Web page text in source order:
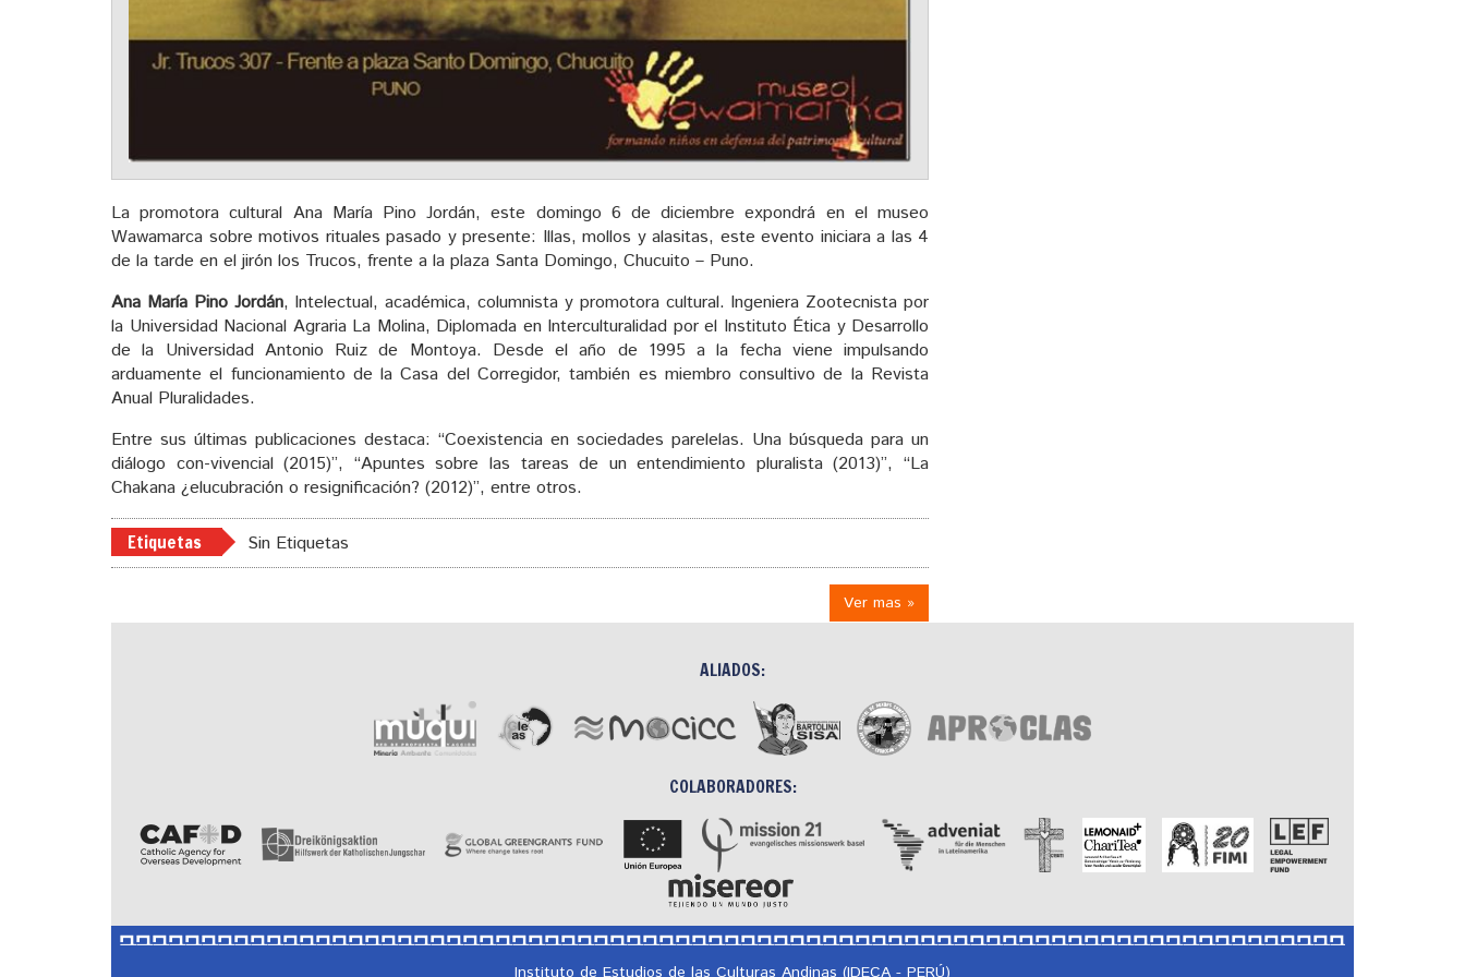
La promotora cultural Ana María Pino Jordán, este domingo 6 de diciembre expondrá en el museo
Wawamarca sobre motivos rituales pasado y presente: Illas, mollos y alasitas, este evento iniciara a las 4
de la tarde en el jirón los Trucos, frente a la plaza Santa Domingo, Chucuito – Puno.
Ana María Pino Jordán, Intelectual, académica, columnista y promotora cultural. Ingeniera Zootecnista por
la Universidad Nacional Agraria La Molina, Diplomada en Interculturalidad por el Instituto Ética y Desarrollo
de la Universidad Antonio Ruiz de Montoya. Desde el año de 1995 a la fecha viene impulsando
arduamente el funcionamiento de la Casa del Corregidor, también es miembro consultivo de la Revista
Anual Pluralidades.
Entre sus últimas publicaciones destaca: “Coexistencia en sociedades parelelas. Una búsqueda para un
diálogo con-vivencial (2015)”, “Apuntes sobre las tareas de un entendimiento pluralista (2013)”, “La
Chakana ¿elucubración o resignificación? (2012)”, entre otros.
Etiquetas Sin Etiquetas
Ver mas »
ALIADOS:
COLABORADORES:
Instituto de Estudios de las Culturas Andinas (IDECA - PERÚ)